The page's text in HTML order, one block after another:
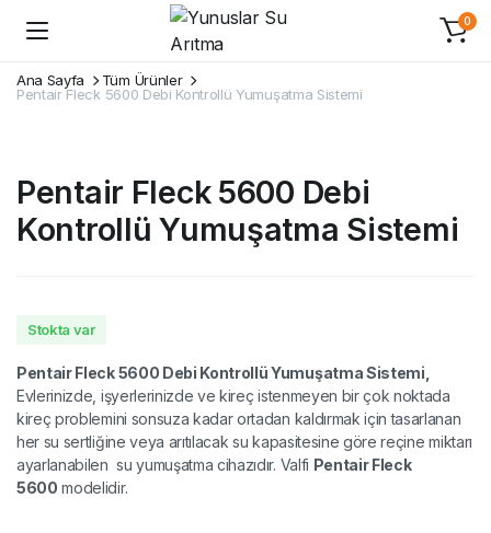
0
Ana Sayfa
Tüm Ürünler
Pentair Fleck 5600 Debi Kontrollü Yumuşatma Sistemi
Pentair Fleck 5600 Debi
Kontrollü Yumuşatma Sistemi
Stokta var
Pentair Fleck 5600 Debi Kontrollü Yumuşatma Sistemi,
Evlerinizde, işyerlerinizde ve kireç istenmeyen bir çok noktada
kireç problemini sonsuza kadar ortadan kaldırmak için tasarlanan
her su sertliğine veya arıtılacak su kapasitesine göre reçine miktarı
ayarlanabilen su yumuşatma cihazıdır. Valfi Pentair Fleck
5600 modelidir.